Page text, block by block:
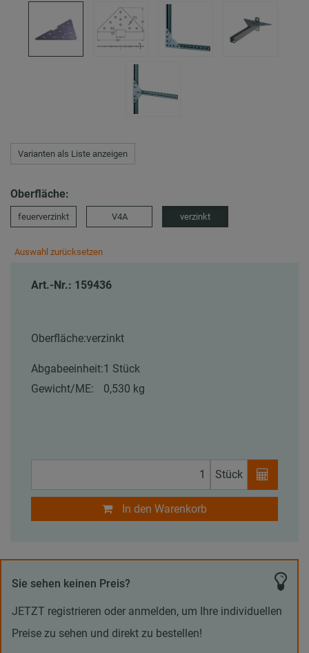
Varianten als Liste anzeigen
Oberfläche:
feuerverzinkt V4A verzinkt
Auswahl zurücksetzen
Art.-Nr.: 159436
Oberfläche:verzinkt
Abgabeeinheit:1 Stück
Gewicht/ME:
0,530 kg
Stück
In den Warenkorb
Sie sehen keinen Preis?
JETZT registrieren oder anmelden, um Ihre individuellen
Preise zu sehen und direkt zu bestellen!